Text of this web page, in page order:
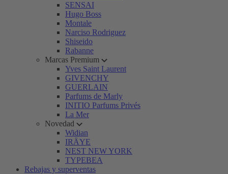
SENSAI
Hugo Boss
Montale
Narciso Rodriguez
Shiseido
Rabanne
Marcas Premium
Yves Saint Laurent
GIVENCHY
GUERLAIN
Parfums de Marly
INITIO Parfums Privés
La Mer
Novedad
Widian
IRÄYE
NEST NEW YORK
TYPEBEA
Rebajas y superventas